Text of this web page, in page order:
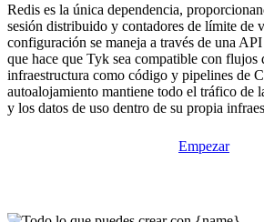
Redis es la única dependencia,
sesión distribuido y contadores de límite de
configuración se maneja a través de una
que hace que Tyk sea compatible con flujos
infraestructura como código y pipelines de
autoalojamiento mantiene todo el tráfico de
y los datos de uso dentro de su propia
Empezar